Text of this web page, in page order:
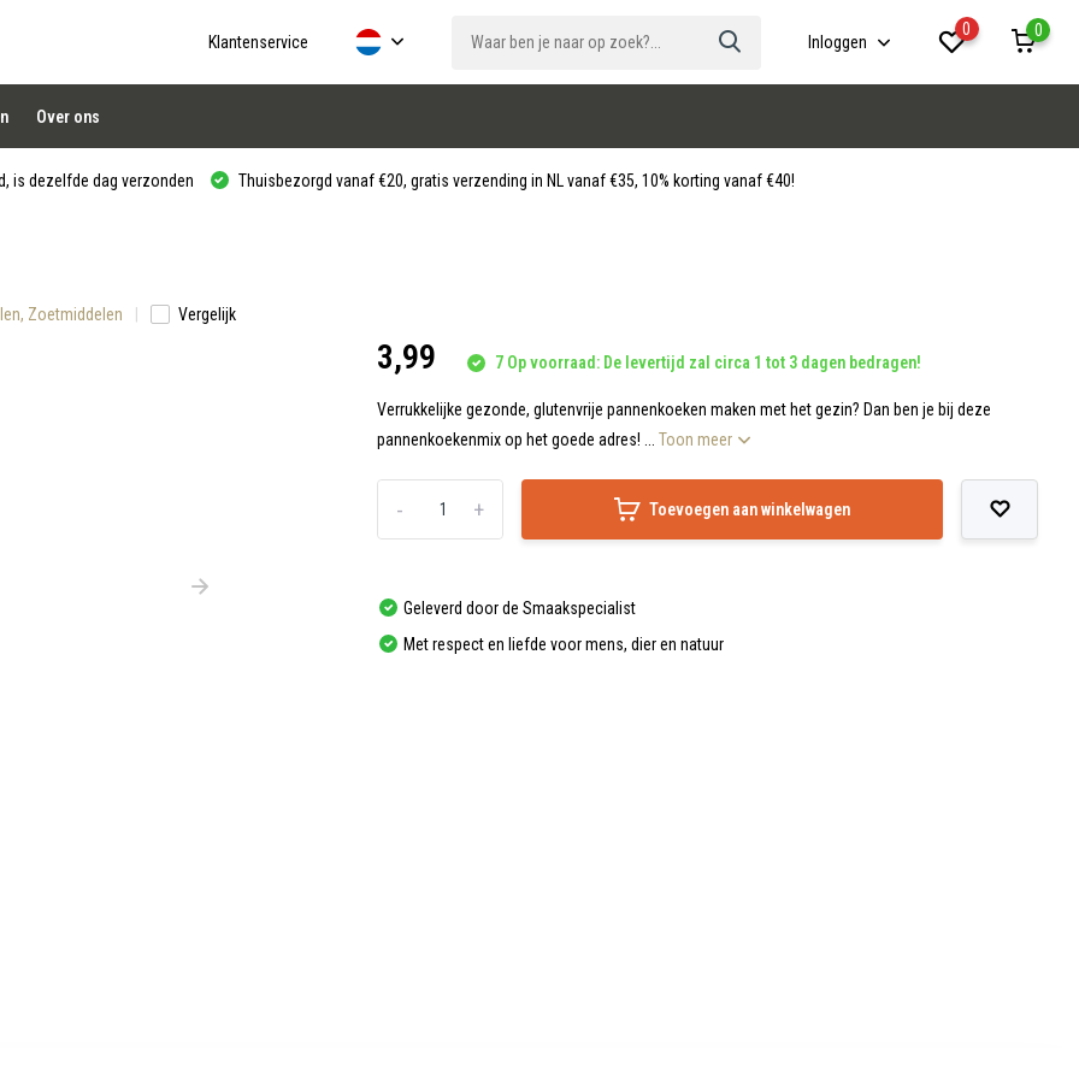
Klantenservice Inloggen
0
0
Over ons
is dezelfde dag verzonden Thuisbezorgd vanaf €20, gratis verzending in NL vanaf €35, 10% korting vanaf €40!
Zoetmiddelen Vergelijk
3,99 7 Op voorraad: De levertijd zal circa 1 tot 3 dagen bedragen!
Verrukkelijke gezonde, glutenvrije pannenkoeken maken met het gezin? Dan ben je bij deze
pannenkoekenmix op het goede adres! ...Toon meer
+
- Toevoegen aan winkelwagen
Geleverd door de Smaakspecialist
Met respect en liefde voor mens, dier en natuur